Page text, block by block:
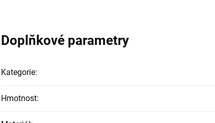
Doplňkové parametry
Kategorie:
Hmotnost: